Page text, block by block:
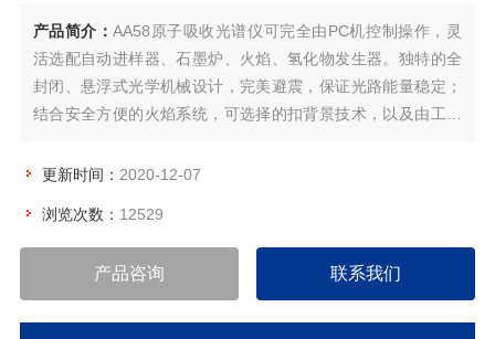
产品简介： AA58原子吸收光谱仪可完全由PC机控制操作，灵
活选配自动进样器、石墨炉、火焰、氢化物发生器。独特的全
封闭、悬浮式光学机械设计，完美避震，保证光路能量稳定；
结合安全方便的火焰系统，可选择的扣背景技术，以及由工作
于环境分析、地质检测等行业。
更新时间： 2020-12-07
浏览次数： 12529
产品咨询 联系我们